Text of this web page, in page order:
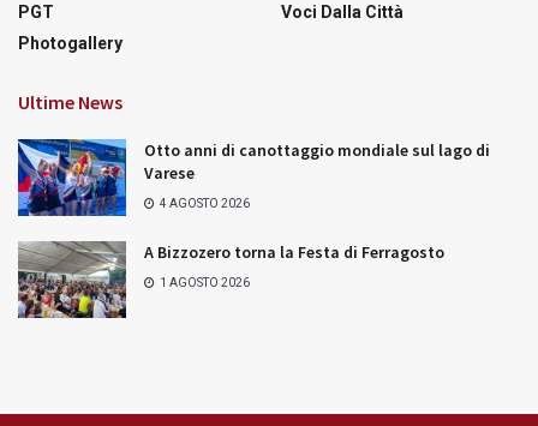
PGT
Photogallery
Voci Dalla Città
Ultime News
Otto anni di canottaggio mondiale sul lago di
Varese
4 AGOSTO 2026
A Bizzozero torna la Festa di Ferragosto
1 AGOSTO 2026